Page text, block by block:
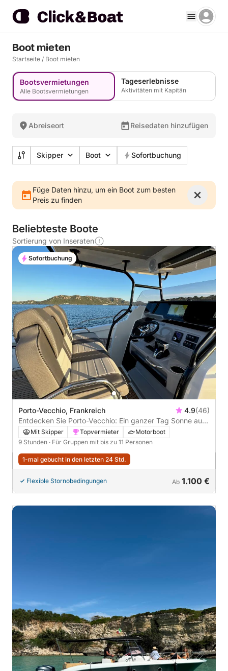
Boot mieten
Startseite / Boot mieten
Bootsvermietungen
Alle Bootsvermietungen
Tageserlebnisse
Aktivitäten mit Kapitän
Abreiseort Reisedaten hinzufügen
Skipper Boot Sofortbuchung
Füge Daten hinzu, um ein Boot zum besten
Preis zu finden
Beliebteste Boote
Sortierung von Inseraten
Porto-Vecchio, Frankreich 4.9(46)
Entdecken Sie Porto-Vecchio: Ein ganzer Tag Sonne auf
einem Motorboot
Mit Skipper Topvermieter
Motorboot
9 Stunden · Für Gruppen mit bis zu 11 Personen
1-mal gebucht in den letzten 24 Std.
Flexible Stornobedingungen Ab 1.100 €
Sofortbuchung